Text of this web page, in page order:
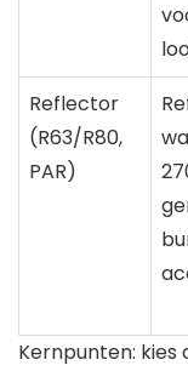
Reflector
(R63/R80,
PAR)
Kernpunten: